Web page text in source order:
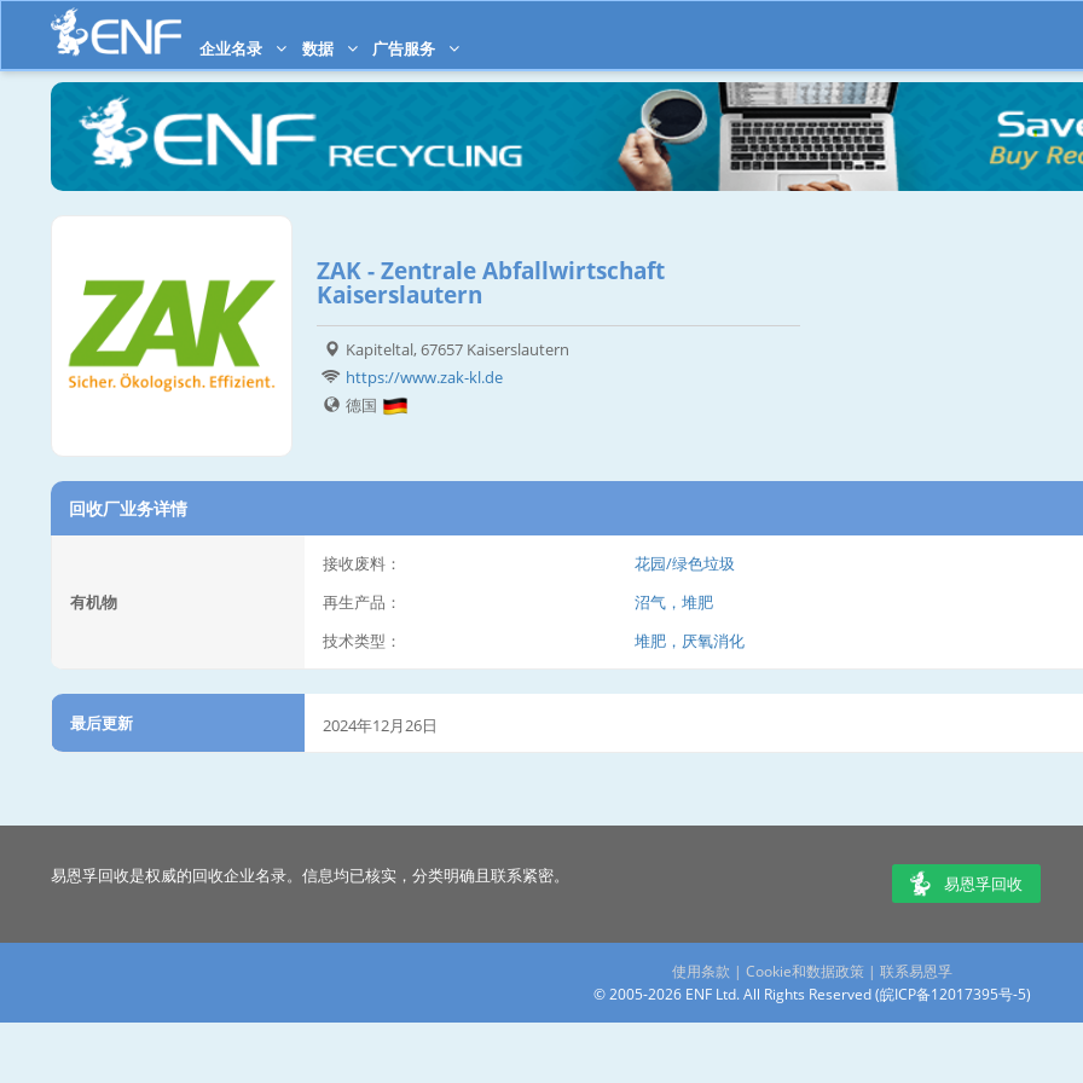
企业名录 数据 广告服务
ZAK - Zentrale Abfallwirtschaft
Kaiserslautern
Kapiteltal, 67657 Kaiserslautern
https://www.zak-kl.de
德国
回收厂业务详情
有机物
接收废料：
花园/绿色垃圾
再生产品：
沼气，堆肥
技术类型：
堆肥，厌氧消化
最后更新 2024年12月26日
易恩孚回收是权威的回收企业名录。信息均已核实，分类明确且联系紧密。 易恩孚回收
使用条款 | Cookie和数据政策 | 联系易恩孚
© 2005-2026 ENF Ltd. All Rights Reserved (皖ICP备12017395号-5)